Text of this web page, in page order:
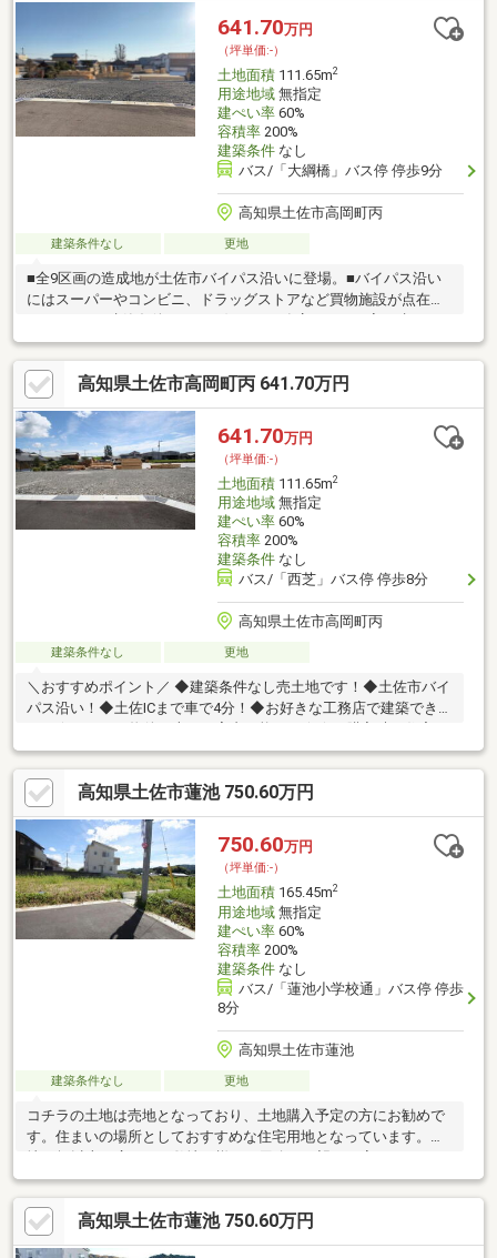
641.70万円
（坪単価:-）
土地面積111.65m2
用途地域無指定
建ぺい率60%
容積率200%
建築条件なし
バス/「大綱橋」バス停 停歩9分
高知県土佐市高岡町丙
建築条件なし 更地
■全9区画の造成地が土佐市バイパス沿いに登場。■バイパス沿い
にはスーパーやコンビニ、ドラッグストアなど買物施設が点在し
ことができます!■水道負担金215597円+水道引き込み代11万円別
途必要です。
高知県土佐市高岡町丙 641.70万円
641.70万円
（坪単価:-）
土地面積111.65m2
用途地域無指定
建ぺい率60%
容積率200%
建築条件なし
バス/「西芝」バス停 停歩8分
高知県土佐市高岡町丙
建築条件なし 更地
＼おすすめポイント／ ◆建築条件なし売土地です！◆土佐市バイ
パス沿い！◆土佐ICまで車で4分！◆お好きな工務店で建築できま
ーン相談も無料で承ります♪物件が気になったらお好きなタイミン
グでお気軽にお問い合わせください！資料請求フォームからは24
時間受付中☆ おうちと皆様のご縁を結ぶことが私たちの使命で
す。 皆様にお会いできますことを、心よりお待ち申し上げてお
ります 土地購入をお考えの方に好条件の売地が多数あります。
高知県土佐市蓮池 750.60万円
750.60万円
（坪単価:-）
土地面積165.45m2
用途地域無指定
建ぺい率60%
容積率200%
建築条件なし
バス/「蓮池小学校通」バス停 停歩
8分
高知県土佐市蓮池
建築条件なし 更地
コチラの土地は売地となっており、土地購入予定の方にお勧めで
す。住まいの場所としておすすめな住宅用地となっています。土
地50坪以上の広々した敷地は様々な用途の要望にお応えします。
高知県土佐市蓮池 750.60万円